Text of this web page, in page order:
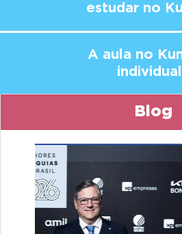
estudar no
A aula no
Blog